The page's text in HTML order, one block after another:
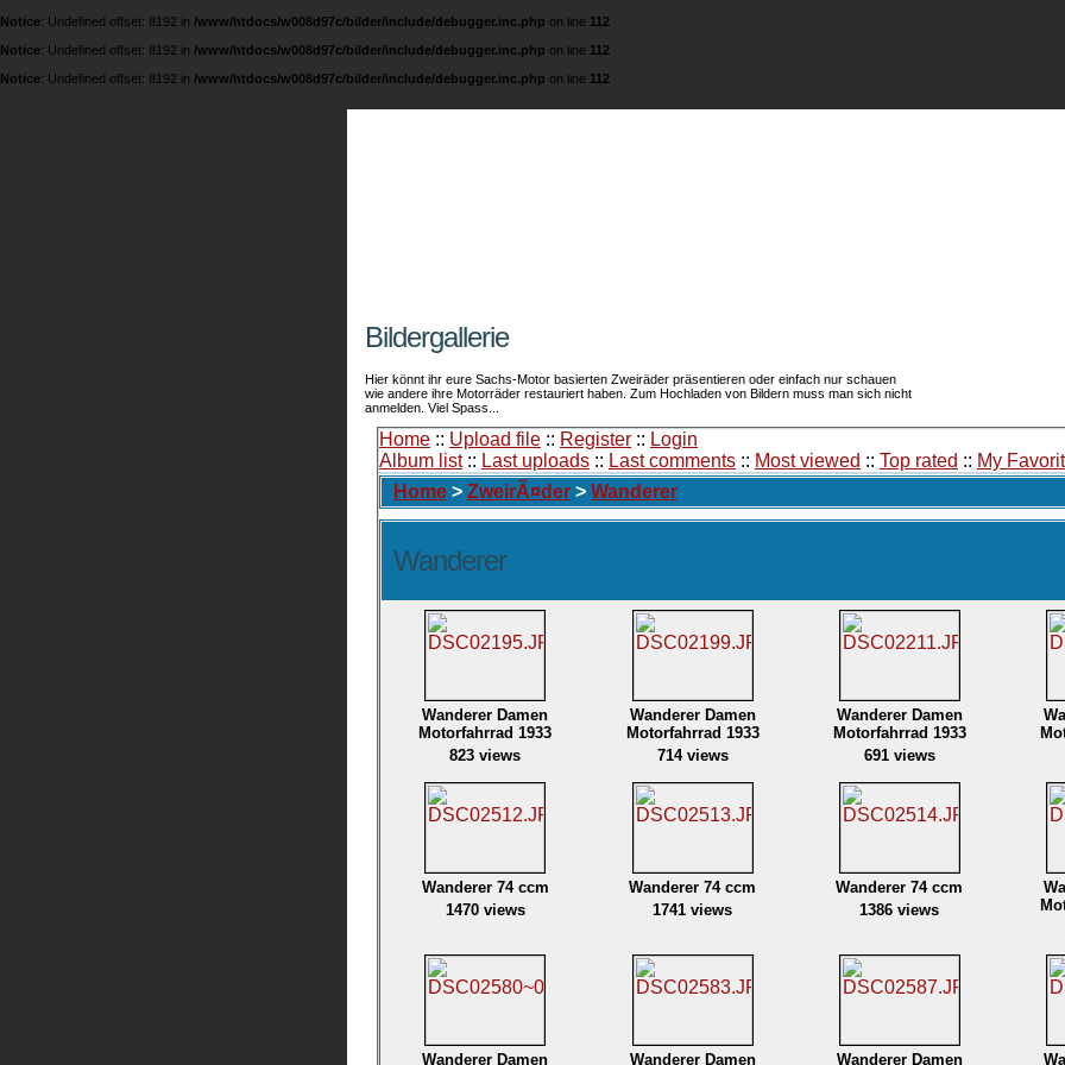
Notice: Undefined offset: 8192 in /www/htdocs/w008d97c/bilder/include/debugger.inc.php on line 112
Notice: Undefined offset: 8192 in /www/htdocs/w008d97c/bilder/include/debugger.inc.php on line 112
Notice: Undefined offset: 8192 in /www/htdocs/w008d97c/bilder/include/debugger.inc.php on line 112
Bildergallerie
Hier könnt ihr eure Sachs-Motor basierten Zweiräder präsentieren oder einfach nur schauen
wie andere ihre Motorräder restauriert haben. Zum Hochladen von Bildern muss man sich nicht
anmelden. Viel Spass...
Home :: Upload file :: Register :: Login
Album list:: Last uploads :: Last comments :: Most viewed :: Top rated :: My
Home > ZweirÃ¤der > Wanderer
Wanderer
Wanderer Damen
Motorfahrrad 1933
823 views
Wanderer Damen
Motorfahrrad 1933
714 views
Wanderer Damen
Motorfahrrad 1933
691 views
Wanderer 74 ccm
1470 views
Wanderer 74 ccm
1741 views
Wanderer 74 ccm
1386 views
Wanderer Damen Wanderer Damen Wanderer Damen